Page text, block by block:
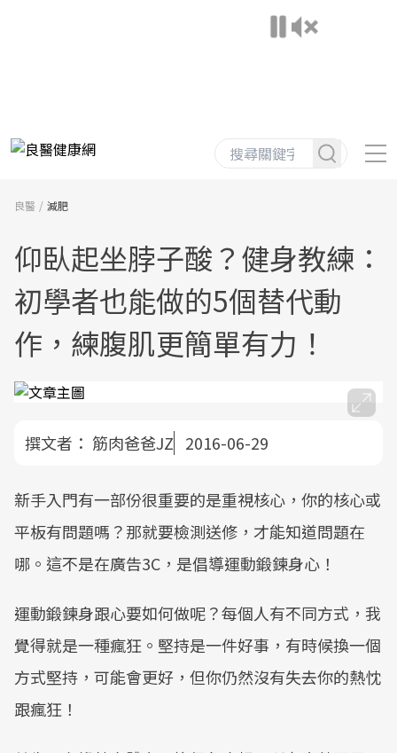
良醫 減肥
仰臥起坐脖子酸？健身教練：
初學者也能做的5個替代動
作，練腹肌更簡單有力！
撰文者： 筋肉爸爸JZ 2016-06-29
新手入門有一部份很重要的是重視核心，你的核心或
平板有問題嗎？那就要檢測送修，才能知道問題在
哪。這不是在廣告3C，是倡導運動鍛鍊身心！
運動鍛鍊身跟心要如何做呢？每個人有不同方式，我
覺得就是一種瘋狂。堅持是一件好事，有時候換一個
方式堅持，可能會更好，但你仍然沒有失去你的熱忱
跟瘋狂！